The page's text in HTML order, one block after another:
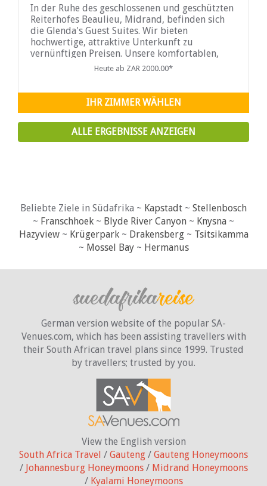
In der Ruhe des geschlossenen und geschützten
Reiterhofes Beaulieu, Midrand, befinden sich
die Glenda's Guest Suites. Wir bieten
hochwertige, attraktive Unterkunft zu
vernünftigen Preisen. Unsere komfortablen,
makellosen und einladenden Zimmer sind für
Heute ab ZAR 2000.00*
IHR ZIMMER WÄHLEN
ALLE ERGEBNISSE ANZEIGEN
Beliebte Ziele in Südafrika ~ Kapstadt ~ Stellenbosch
~ Franschhoek ~ Blyde River Canyon ~ Knysna ~
Hazyview~ Krügerpark~ Drakensberg~ Tsitsikamma
~ Mossel Bay~ Hermanus
German version website of the popular SA-
Venues.com, which has been assisting travellers with
their South African travel plans since 1999. Trusted
by travellers; trusted by you.
View the English version
South Africa Travel / Gauteng / Gauteng Honeymoons
/ Johannesburg Honeymoons/ Midrand Honeymoons
/ Kyalami Honeymoons